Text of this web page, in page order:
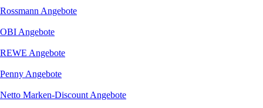
Rossmann Angebote
OBI Angebote
REWE Angebote
Penny Angebote
Netto Marken-Discount Angebote